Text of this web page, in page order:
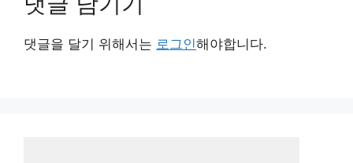
댓글을 달기 위해서는 로그인해야합니다.